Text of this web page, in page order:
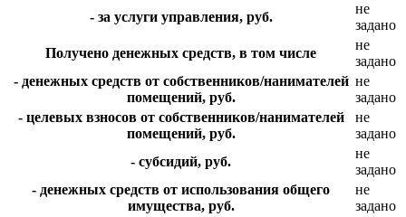
- за услуги управления, руб.
не
задано
Получено денежных средств, в том числе
не
задано
- денежных средств от собственников/нанимателей
помещений, руб.
не
задано
- целевых взносов от собственников/нанимателей
помещений, руб.
не
задано
- субсидий, руб.
не
задано
- денежных средств от использования общего
имущества, руб.
не
задано